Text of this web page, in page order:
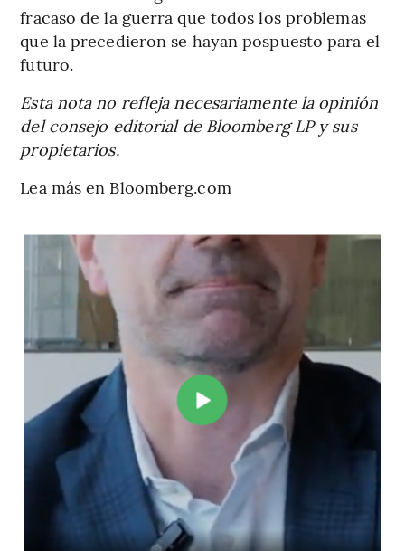
fracaso de la guerra que todos los problemas
que la precedieron se hayan pospuesto para el
futuro.
Esta nota no refleja necesariamente la opinión
del consejo editorial de Bloomberg LP y sus
propietarios.
Lea más en Bloomberg.com